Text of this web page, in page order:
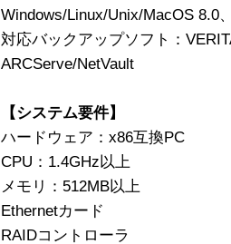
Windows/Linux/Unix/MacOS 8.0
対応バックアップソフト：
ARCServe/NetVault
【システム要件】
ハードウェア：x86互換PC
CPU：1.4GHz以上
メモリ：512MB以上
Ethernetカード
RAIDコントローラ